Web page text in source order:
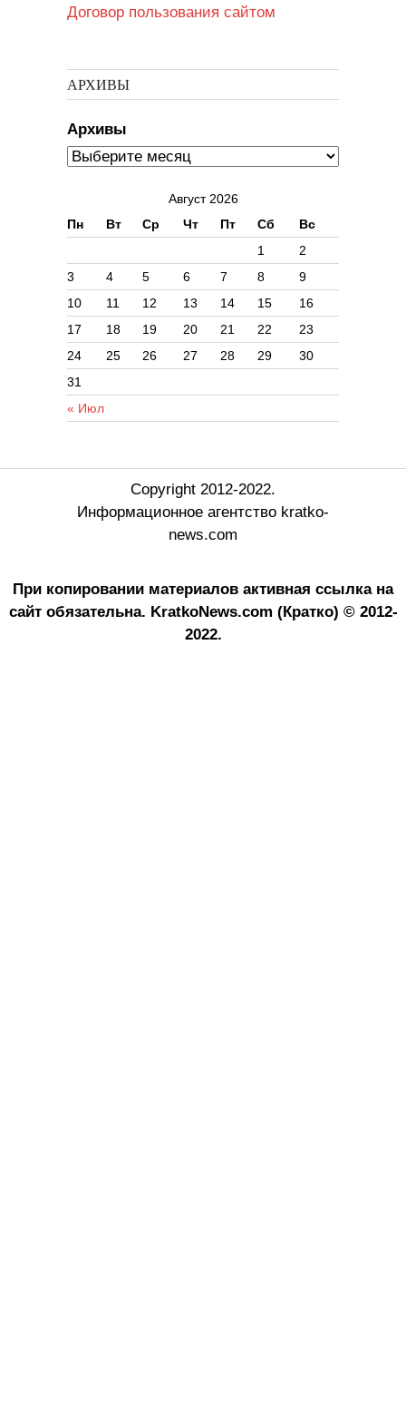
Договор пользования сайтом
АРХИВЫ
Архивы
Август 2026
Пн
Вт Ср Чт Пт Сб Вс
« Июл
1
2
3
4 5 6 7 8
9
10
11 12 13 14 15
16
17
18 19 20 21 22
23
24
25 26 27 28 29
30
31
Copyright 2012-2022.
Информационное агентство kratko-
news.com
При копировании материалов активная ссылка на
сайт обязательна. KratkoNews.com (Кратко) © 2012-
2022.